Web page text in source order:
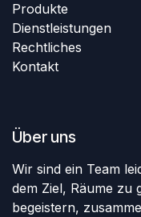
Produkte
Dienstleistungen
Rechtliches
Kontakt
Über uns
Wir sind ein Team
dem Ziel, Räume zu
begeistern,